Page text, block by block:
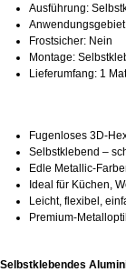
Ausführung:
Frostsicher: Nein
Montage:
Lieferumfang: 1
Fugenloses
Selbstklebend –
Edle
Ideal für Küchen,
Leicht, flexibel,
Selbstklebendes